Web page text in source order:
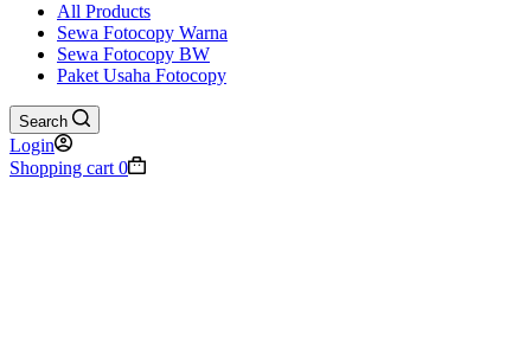
All Products
Sewa Fotocopy Warna
Sewa Fotocopy BW
Paket Usaha Fotocopy
Search
Login
Shopping cart 0